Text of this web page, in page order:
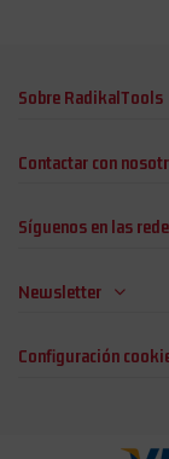
Sobre RadikalTools
Contactar con
Síguenos en las
Newsletter
Configuración